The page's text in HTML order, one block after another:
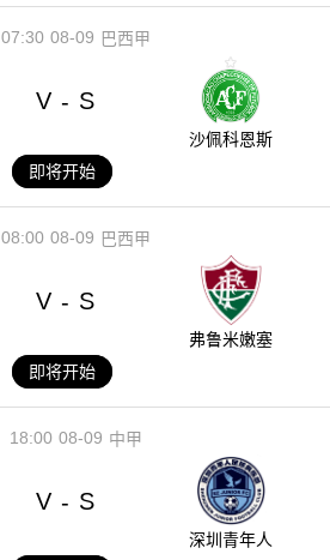
08-09
07:30 巴西甲
V - S
沙佩科恩斯
即将开始
08-09
08:00 巴西甲
V - S
弗鲁米嫩塞
即将开始
08-09
18:00 中甲
V - S
深圳青年人